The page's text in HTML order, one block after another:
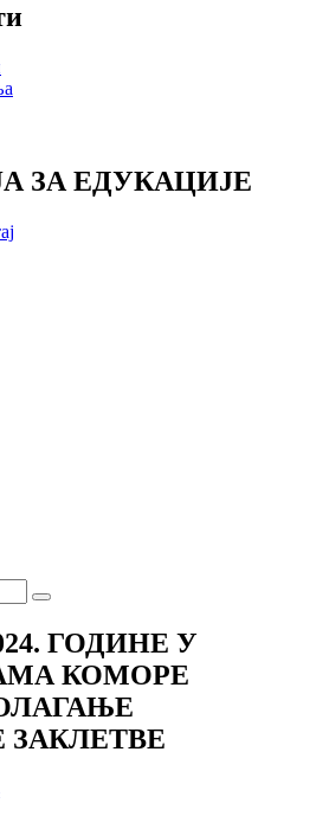
ЗА ЕДУКАЦИЈЕ
ГОДИНЕ У
КОМОРЕ
ЗАКЛЕТВЕ